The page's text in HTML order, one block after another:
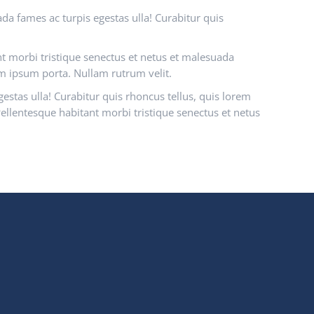
fames ac turpis egestas ulla! Curabitur quis
tristique senectus et netus et malesuada
ipsum porta. Nullam rutrum velit.
ulla! Curabitur quis rhoncus tellus, quis lorem
habitant morbi tristique senectus et netus